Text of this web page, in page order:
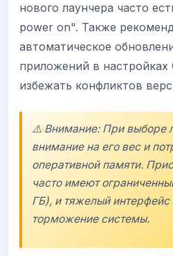
нового лаунчера часто
power on". Также
автоматическое
приложений в настройках
избежать конфликтов
⚠️ Внимание: При выборе
внимание на его вес и
оперативной памяти.
часто имеют
ГБ), и тяжелый
торможение системы.